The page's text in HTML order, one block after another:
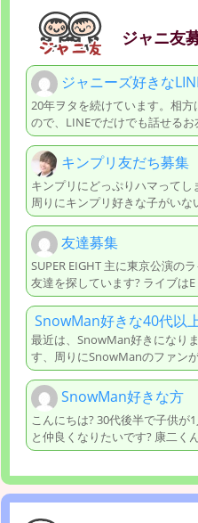
ジャニ友
ジャニーズ好きな
20年ヲタを続けています。相
ので、LINEでだけでも話せるお
キンプリ友だち募集
キンプリにどっぷりハマって
周りにキンプリ好きな子がいな
友達募集
SUPER EIGHT 主に東京公演の
友達を探しています? ライブはE
SnowMan好きな40代以
最近は、SnowMan好きになり
す、周りにSnowManのファン
SnowMan好きな方
こんにちは? 30代後半で子供
と仲良くなりたいです? 康二く